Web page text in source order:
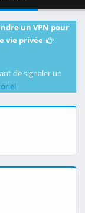
un VPN pour
vie privée
de signaler un